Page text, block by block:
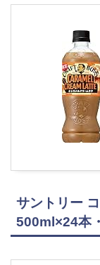
サントリー
500ml×24本